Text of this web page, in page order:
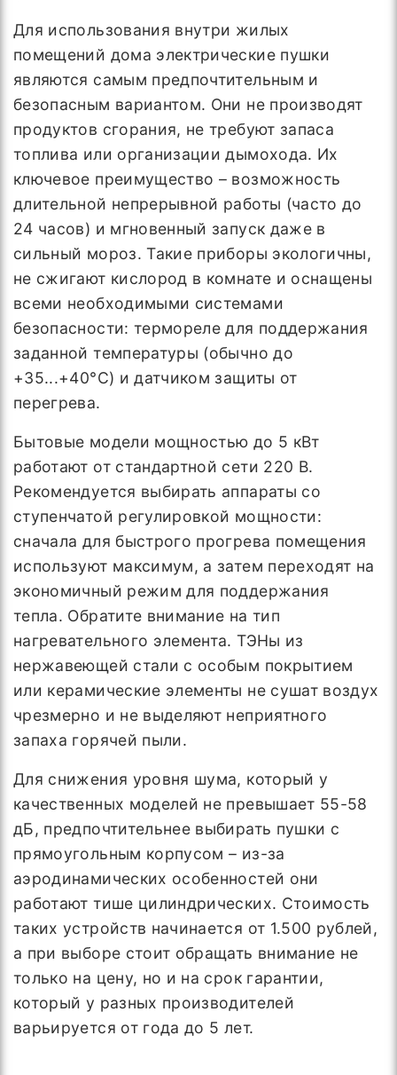
Для использования внутри жилых
помещений дома электрические пушки
являются самым предпочтительным и
безопасным вариантом. Они не производят
продуктов сгорания, не требуют запаса
топлива или организации дымохода. Их
ключевое преимущество – возможность
длительной непрерывной работы (часто до
24 часов) и мгновенный запуск даже в
сильный мороз. Такие приборы экологичны,
не сжигают кислород в комнате и оснащены
всеми необходимыми системами
безопасности: термореле для поддержания
заданной температуры (обычно до
+35...+40°C) и датчиком защиты от
перегрева.
Бытовые модели мощностью до 5 кВт
работают от стандартной сети 220 В.
Рекомендуется выбирать аппараты со
ступенчатой регулировкой мощности:
сначала для быстрого прогрева помещения
используют максимум, а затем переходят на
экономичный режим для поддержания
тепла. Обратите внимание на тип
нагревательного элемента. ТЭНы из
нержавеющей стали с особым покрытием
или керамические элементы не сушат воздух
чрезмерно и не выделяют неприятного
запаха горячей пыли.
Для снижения уровня шума, который у
качественных моделей не превышает 55-58
дБ, предпочтительнее выбирать пушки с
прямоугольным корпусом – из-за
аэродинамических особенностей они
работают тише цилиндрических. Стоимость
таких устройств начинается от 1.500 рублей,
а при выборе стоит обращать внимание не
только на цену, но и на срок гарантии,
который у разных производителей
варьируется от года до 5 лет.